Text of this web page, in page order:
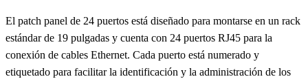
El patch panel de 24 puertos está diseñado para montarse en un rack
estándar de 19 pulgadas y cuenta con 24 puertos RJ45 para la
conexión de cables Ethernet. Cada puerto está numerado y
etiquetado para facilitar la identificación y la administración de los